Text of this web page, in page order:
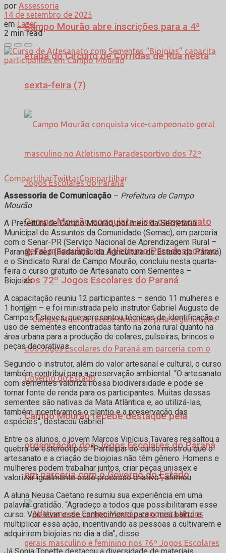
Campo Mourão abre inscrições para a 4ª
etapa do Circuito de Corridas de Rua nesta
sexta-feira (7)
Campo Mourão conquista vice-campeonato
geral masculino no Atletismo Paradesportivo
dos 72º Jogos Escolares do Paraná
Campo Mourão recebe destaque pela
organização dos Jogos Escolares do Paraná
em parceria com o Governo do Estado
por Assessoria
14 de setembro de 2025
em Lazer
2 min read
CompartilharTwittarCompartilhar
Assessoria de Comunicação – Prefeitura de Campo
Mourão
A Prefeitura de Campo Mourão, por meio da Secretaria
Municipal de Assuntos da Comunidade (Semac), em parceria
com o Senar-PR (Serviço Nacional de Aprendizagem Rural –
Paraná), Faep (Federação da Agricultura do Estado do Paraná)
e o Sindicato Rural de Campo Mourão, concluiu nesta quarta-
feira o curso gratuito de Artesanato com Sementes –
Biojoias.
A capacitação reuniu 12 participantes – sendo 11 mulheres e
1 homem – e foi ministrada pelo instrutor Gabriel Augusto de
Campos Esteves, que apresentou técnicas de identificação e
uso de sementes encontradas tanto na zona rural quanto na
área urbana para a produção de colares, pulseiras, brincos e
peças decorativas.
Segundo o instrutor, além do valor artesanal e cultural, o curso
também contribui para a preservação ambiental. “O artesanato
com sementes valoriza nossa biodiversidade e pode se
tornar fonte de renda para os participantes. Muitas dessas
sementes são nativas da Mata Atlântica e, ao utilizá-las,
também incentivamos o plantio e a preservação das
espécies”, destacou Gabriel.
Entre os alunos, o jovem Marcos Vinícius Tavares ressaltou a
quebra de estereótipos. “Participar do curso mostrou que o
artesanato e a criação de biojoias não têm gênero. Homens e
mulheres podem trabalhar juntos, criar peças unissex e
valorizar igualmente esse processo criativo”, afirmou.
A aluna Neusa Caetano resumiu sua experiência em uma
palavra: gratidão. “Agradeço a todos que possibilitaram esse
curso. Vou levar esse conhecimento para o meu bairro e
multiplicar essa ação, incentivando as pessoas a cultivarem e
adquirirem biojoias no dia a dia”, disse.